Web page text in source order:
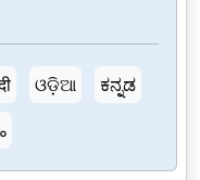
ଓଡ଼ିଆ
ಕನ್ನಡ